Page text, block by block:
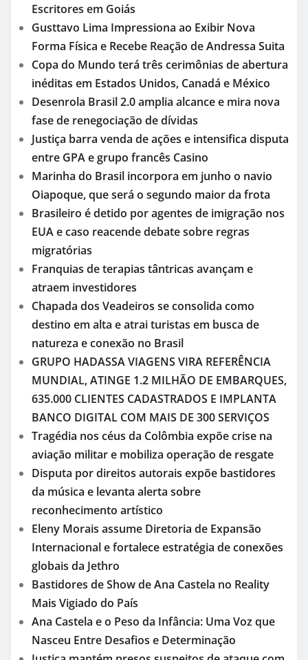
Escritores em Goiás
Gusttavo Lima Impressiona ao Exibir Nova
Forma Física e Recebe Reação de Andressa Suita
Copa do Mundo terá três cerimônias de abertura
inéditas em Estados Unidos, Canadá e México
Desenrola Brasil 2.0 amplia alcance e mira nova
fase de renegociação de dívidas
Justiça barra venda de ações e intensifica disputa
entre GPA e grupo francês Casino
Marinha do Brasil incorpora em junho o navio
Oiapoque, que será o segundo maior da frota
Brasileiro é detido por agentes de imigração nos
EUA e caso reacende debate sobre regras
migratórias
Franquias de terapias tântricas avançam e
atraem investidores
Chapada dos Veadeiros se consolida como
destino em alta e atrai turistas em busca de
natureza e conexão no Brasil
GRUPO HADASSA VIAGENS VIRA REFERÊNCIA
MUNDIAL, ATINGE 1.2 MILHÃO DE EMBARQUES,
635.000 CLIENTES CADASTRADOS E IMPLANTA
BANCO DIGITAL COM MAIS DE 300 SERVIÇOS
Tragédia nos céus da Colômbia expõe crise na
aviação militar e mobiliza operação de resgate
Disputa por direitos autorais expõe bastidores
da música e levanta alerta sobre
reconhecimento artístico
Eleny Morais assume Diretoria de Expansão
Internacional e fortalece estratégia de conexões
globais da Jethro
Bastidores de Show de Ana Castela no Reality
Mais Vigiado do País
Ana Castela e o Peso da Infância: Uma Voz que
Nasceu Entre Desafios e Determinação